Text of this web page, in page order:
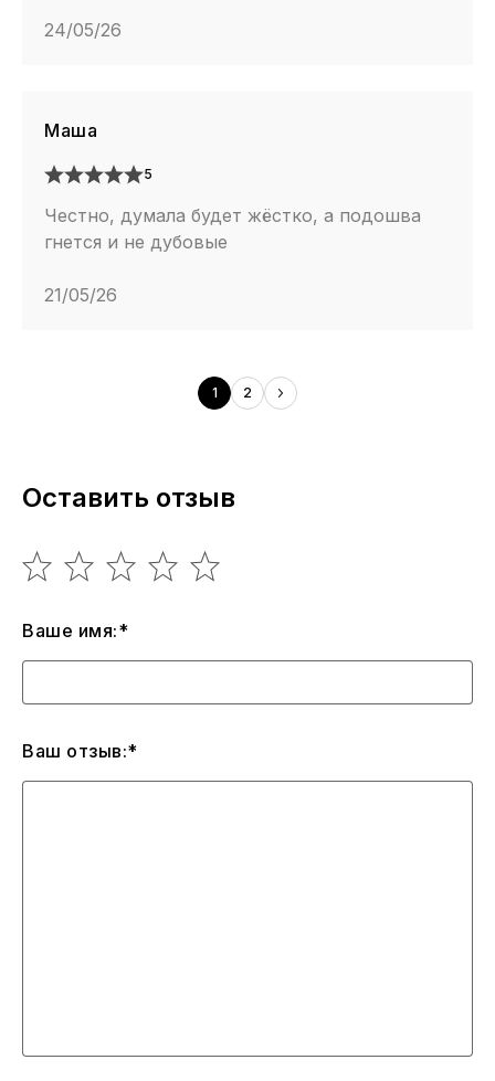
24/05/26
Маша
5
Честно, думала будет жёстко, а подошва
гнется и не дубовые
21/05/26
1 2
Оставить отзыв
Ваше имя:*
Ваш отзыв:*